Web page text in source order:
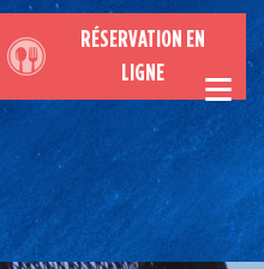
RÉSERVATION EN
LIGNE
ET FRUITS DE MER